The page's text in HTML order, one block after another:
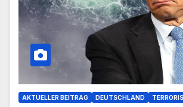
AKTUELLER BEITRAG DEUTSCHLAND